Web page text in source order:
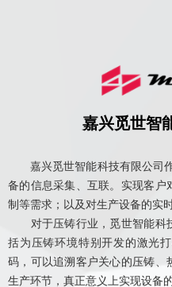
嘉兴觅世智能科技有限公司
备的信息采集、互联。实现客户
制等需求；以及对生产设备的实
对于压铸行业，觅世智能科
括为压铸环境特别开发的激光
码，可以追溯客户关心的压铸、
生产环节，真正意义上实现设备
嘉兴觅世智